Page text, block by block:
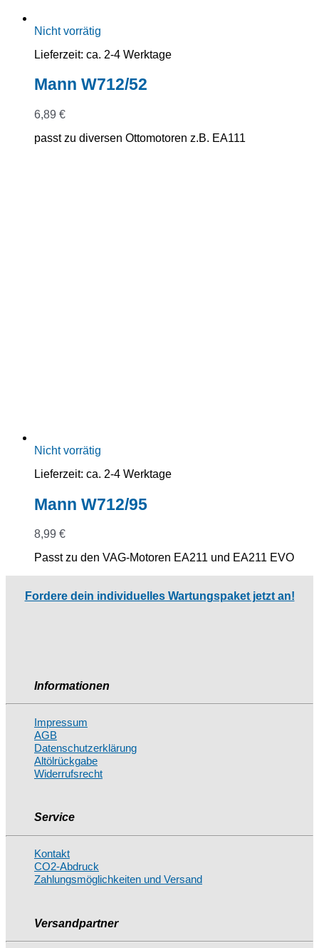
Nicht vorrätig
Lieferzeit: ca. 2-4 Werktage
Mann W712/52
6,89 €
passt zu diversen Ottomotoren z.B. EA111
Nicht vorrätig
Lieferzeit: ca. 2-4 Werktage
Mann W712/95
8,99 €
Passt zu den VAG-Motoren EA211 und EA211 EVO
Fordere dein individuelles Wartungspaket jetzt an!
Informationen
Impressum
AGB
Datenschutzerklärung
Altölrückgabe
Widerrufsrecht
Service
Kontakt
CO2-Abdruck
Zahlungsmöglichkeiten und Versand
Versandpartner